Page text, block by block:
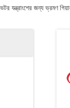
যন্ত্রাংশের জন্য ভ্রমণ